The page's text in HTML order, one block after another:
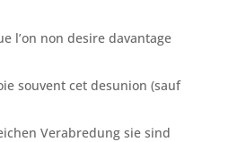
l’on non desire davantage
souvent cet desunion (sauf
Verabredung sie sind